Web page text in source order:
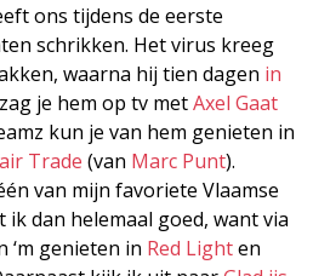
ons tijdens de eerste
schrikken. Het virus kreeg
waarna hij tien dagen in
je hem op tv metAxel Gaat
kun je van hem genieten in
Trade (van Marc Punt).
van mijn favoriete Vlaamse
ik dan helemaal goed, want via
‘m genieten in Red Lighten